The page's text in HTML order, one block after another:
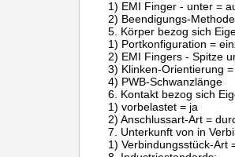
1) EMI Finger - unter =
2) Beendigungs-
5. Körper bezog sich
1) Portkonfiguration =
2) EMI Fingers - Spitze
3) Klinken-Orientierung
4) PWB-Schwanzlänge
6. Kontakt bezog sich
1) vorbelastet = ja
2) Anschlussart-Art =
7. Unterkunft von in
1) Verbindungsstück-Art